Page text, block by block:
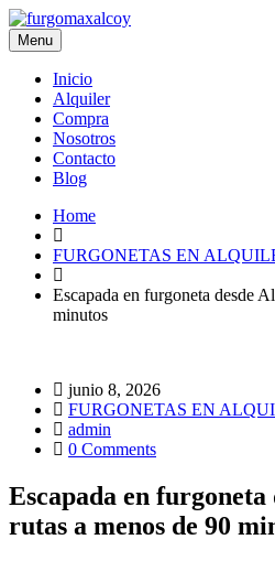
Menu
Inicio
Alquiler
Compra
Nosotros
Contacto
Blog
Home
FURGONETAS EN
Escapada en furgoneta desde
minutos
junio 8, 2026
FURGONETAS EN
admin
0 Comments
Escapada en furgoneta
rutas a menos de 90